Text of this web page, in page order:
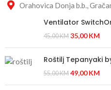
Orahovica Donja b.b.,
Ventilator
45,00KM 35,00KM
Roštilj Tepanyaki
55,00KM 49,00KM